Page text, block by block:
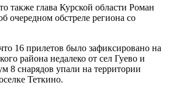
также глава Курской области Роман
очередном обстреле региона со
16 прилетов было зафиксировано на
района недалеко от сел Гуево и
8 снарядов упали на территории
Теткино.